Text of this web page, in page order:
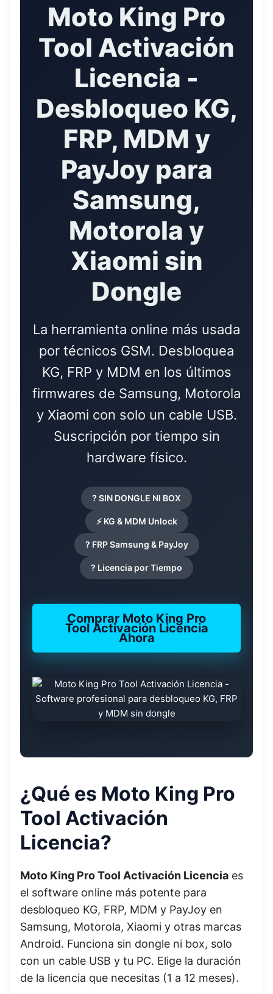
Moto King Pro
Tool Activación
Licencia -
Desbloqueo KG,
FRP, MDM y
PayJoy para
Samsung,
Motorola y
Xiaomi sin
Dongle
La herramienta online más usada
por técnicos GSM. Desbloquea
KG, FRP y MDM en los últimos
firmwares de Samsung, Motorola
y Xiaomi con solo un cable USB.
Suscripción por tiempo sin
hardware físico.
? SIN DONGLE NI BOX
⚡ KG & MDM Unlock
? FRP Samsung & PayJoy
? Licencia por Tiempo
Comprar Moto King Pro
Tool Activación Licencia
Ahora
¿Qué es Moto King Pro
Tool Activación
Licencia?
Moto King Pro Tool Activación Licencia es
el software online más potente para
desbloqueo KG, FRP, MDM y PayJoy en
Samsung, Motorola, Xiaomi y otras marcas
Android. Funciona sin dongle ni box, solo
con un cable USB y tu PC. Elige la duración
de la licencia que necesitas (1 a 12 meses).